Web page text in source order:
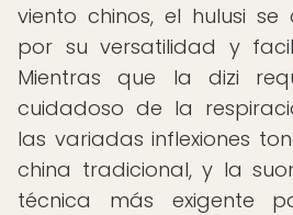
viento chinos, el hulusi se
por su versatilidad y
Mientras que la dizi
cuidadoso de la
las variadas inflexiones
china tradicional, y la
técnica más exigente